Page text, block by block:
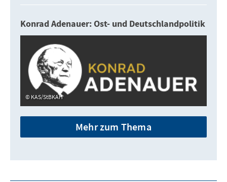
Konrad Adenauer: Ost- und Deutschlandpolitik
KAS/StBKAH
Mehr zum Thema